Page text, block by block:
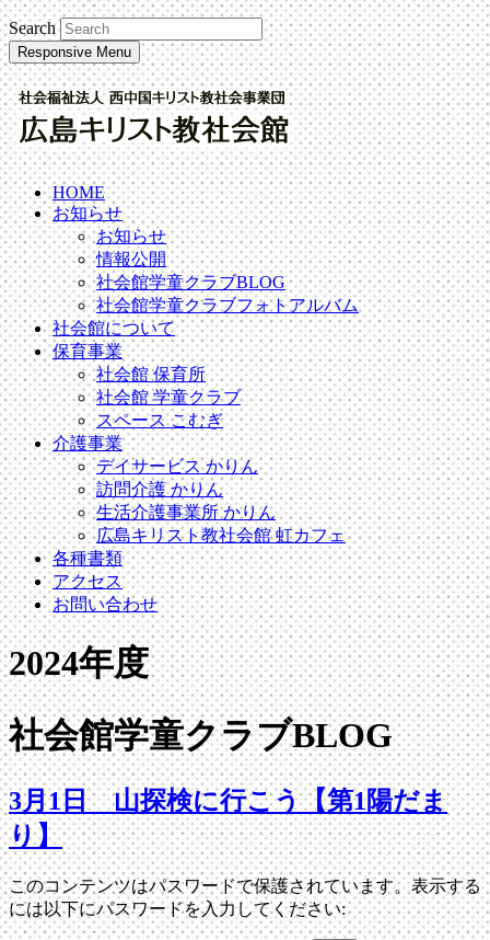
Search
Responsive Menu
HOME
お知らせ
お知らせ
情報公開
社会館学童クラブBLOG
社会館学童クラブフォトアルバム
社会館について
保育事業
社会館 保育所
社会館 学童クラブ
スペース こむぎ
介護事業
デイサービス かりん
訪問介護 かりん
生活介護事業所 かりん
広島キリスト教社会館 虹カフェ
各種書類
アクセス
お問い合わせ
2024年度
社会館学童クラブBLOG
3月1日 山探検に行こう【第1陽だま
り】
このコンテンツはパスワードで保護されています。表示する
には以下にパスワードを入力してください: